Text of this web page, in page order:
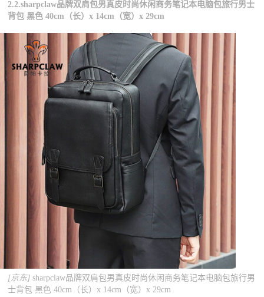
2.2.sharpclaw品牌双肩包男真皮时尚休闲商务笔记本电脑包旅行男士
背包 黑色 40cm（长）x 14cm（宽）x 29cm
[京东] sharpclaw品牌双肩包男真皮时尚休闲商务笔记本电脑包旅行男
士背包 黑色 40cm（长）x 14cm（宽）x 29cm